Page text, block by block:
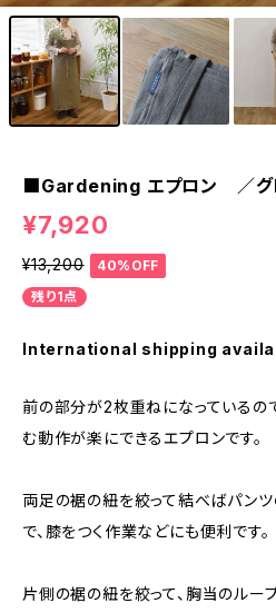
■Gardening エプロン ／グ
¥7,920
¥13,200
40%OFF
残り1点
International shipping
前の部分が2枚重ねになっているの
む動作が楽にできるエプロンです。
両足の裾の紐を絞って結べばパンツ
で、膝をつく作業などにも便利です。
片側の裾の紐を絞って、胸当のル